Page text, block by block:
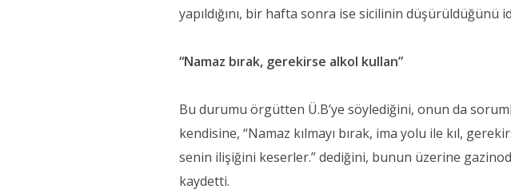
yapıldığını, bir hafta sonra ise sicilinin düşürüldüğünü
“Namaz bırak, gerekirse alkol kullan”
Bu durumu örgütten Ü.B’ye söylediğini, onun da
kendisine, “Namaz kılmayı bırak, ima yolu ile kıl,
senin ilişiğini keserler.” dediğini, bunun üzerine
kaydetti.